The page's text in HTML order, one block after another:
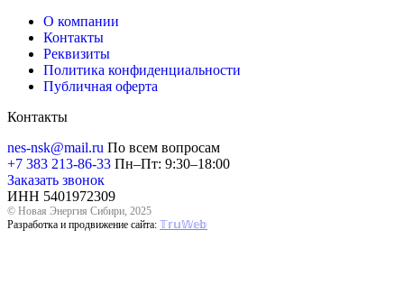
О компании
Контакты
Реквизиты
Политика конфиденциальности
Публичная оферта
Контакты
nes-nsk@mail.ru По всем вопросам
+7 383 213-86-33 Пн–Пт: 9:30–18:00
Заказать звонок
ИНН 5401972309
© Новая Энергия Сибири, 2025
Разработка и продвижение сайта: 𝕋𝕣𝕦𝕎𝕖𝕓